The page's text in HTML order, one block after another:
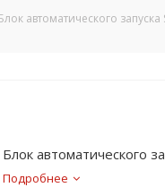
автоматического
Блок автоматического
Подробнее